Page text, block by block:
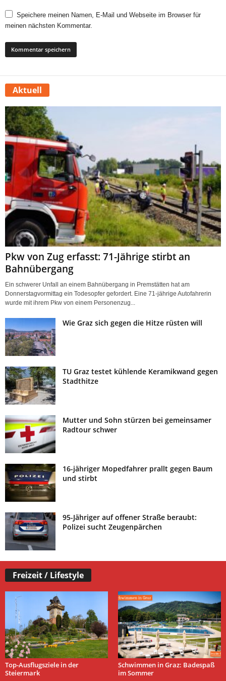
Speichere meinen Namen, E-Mail und Webseite im Browser für
meinen nächsten Kommentar.
Aktuell
Pkw von Zug erfasst: 71-Jährige stirbt an
Bahnübergang
Ein schwerer Unfall an einem Bahnübergang in Premstätten hat am
Donnerstagvormittag ein Todesopfer gefordert. Eine 71-jährige Autofahrerin
wurde mit ihrem Pkw von einem Personenzug...
Wie Graz sich gegen die Hitze rüsten will
TU Graz testet kühlende Keramikwand gegen
Stadthitze
Mutter und Sohn stürzen bei gemeinsamer
Radtour schwer
16-jähriger Mopedfahrer prallt gegen Baum
und stirbt
95-Jähriger auf offener Straße beraubt:
Polizei sucht Zeugenpärchen
Freizeit / Lifestyle
Top-Ausflugsziele in der
Steiermark
Schwimmen in Graz: Badespaß
im Sommer